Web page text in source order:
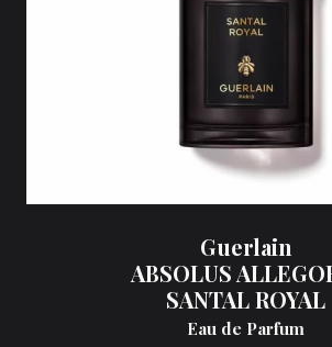
Guerlain
ABSOLUS
SANTAL ROYAL
Eau de Parfum